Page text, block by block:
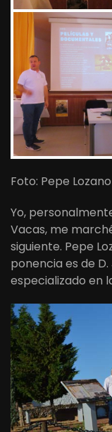
Foto: Pepe Lozano
Yo,
Vacas, me
siguiente. Pepe
ponencia es de
especializado en